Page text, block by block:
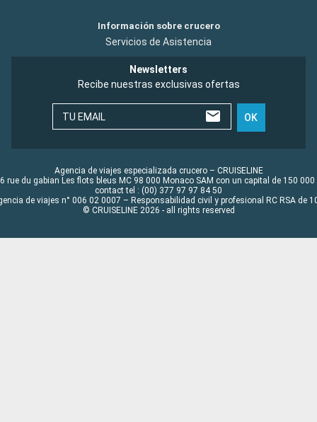
Información sobre crucero
Servicios de Asistencia
Newsletters
Recibe nuestras exclusivas ofertas
TU EMAIL OK
Agencia de viajes especializada crucero – CRUISELINE
rue du gabian Les flots bleus MC 98 000 Monaco SAM con un capital de 150 000
contact tel : (00) 377 97 97 84 50
de viajes n° 006 02 0007 – Responsabilidad civil y profesional RC RSA de
© CRUISELINE 2026 - all rights reserved